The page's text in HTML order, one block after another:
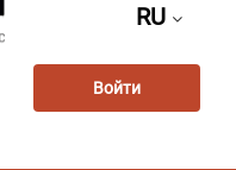
RU
Войти